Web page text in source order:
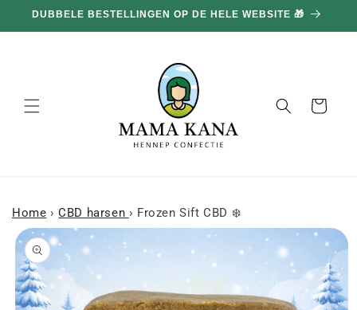
doorgaan
naar
DUBBELE BESTELLINGEN OP DE HELE WEBSITE 🎁
Mand
Home › CBD harsen › Frozen Sift CBD ❄️
naar